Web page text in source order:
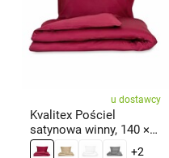
u dostawcy
Kvalitex Pościel
satynowa winny, 140 ×
200 cm, 70 × 90 cm +2